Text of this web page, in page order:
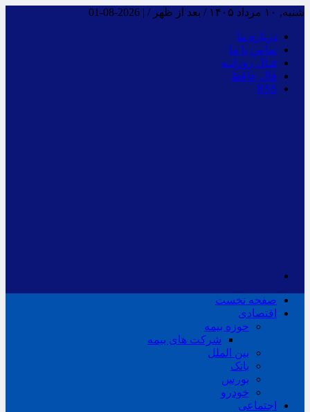
شنبه, ۱۰ مرداد ۱۴۰۵ / بعد از ظهر / |
2026-08-01
درباره ما
تماس با ما
فـال روزانـه
فال حافظ
RSS
صفحه نخست
اقتصادی
حوزه بیمه
شرکت های بیمه
بین الملل
بانک
بورس
خودرو
اجتماعی